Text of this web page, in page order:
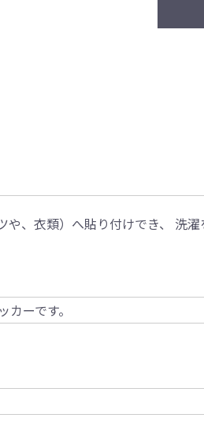
、衣類）へ貼り付けでき、 洗
ーです。